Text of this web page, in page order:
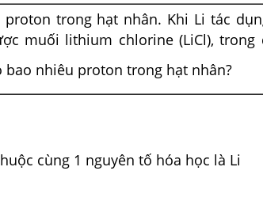
trong hạt nhân. Khi Li tác
muối lithium chlorine (LiCl), trong
bao nhiêu proton trong hạt nhân?
cùng 1 nguyên tố hóa học là Li